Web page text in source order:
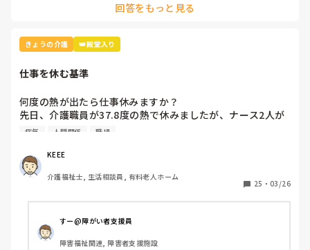
回答をもっと見る
きょうの介護 👑殿堂入り
仕事を休む基準
何度の熱が出たら仕事休みますか？
先日、介護職員が37.8度の熱で休みましたが、ナース2人が
「37.8度くらいで休む？私なら休まない。甘えよね」等、会
熱が低く微熱でもしんどいので)
皆さんの意見が聞きたいです。
病気 人間関係 職場
KEEE
介護福祉士, 生活相談員, 有料老人ホーム
25 ・ 03/26
すー@障がい者支援員
障害福祉関連, 障害者支援施設